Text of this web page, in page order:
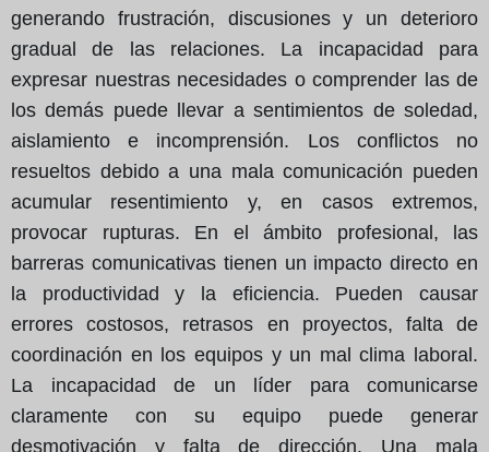
generando frustración, discusiones y un deterioro
gradual de las relaciones. La incapacidad para
expresar nuestras necesidades o comprender las de
los demás puede llevar a sentimientos de soledad,
aislamiento e incomprensión. Los conflictos no
resueltos debido a una mala comunicación pueden
acumular resentimiento y, en casos extremos,
provocar rupturas. En el ámbito profesional, las
barreras comunicativas tienen un impacto directo en
la productividad y la eficiencia. Pueden causar
errores costosos, retrasos en proyectos, falta de
coordinación en los equipos y un mal clima laboral.
La incapacidad de un líder para comunicarse
claramente con su equipo puede generar
desmotivación y falta de dirección. Una mala